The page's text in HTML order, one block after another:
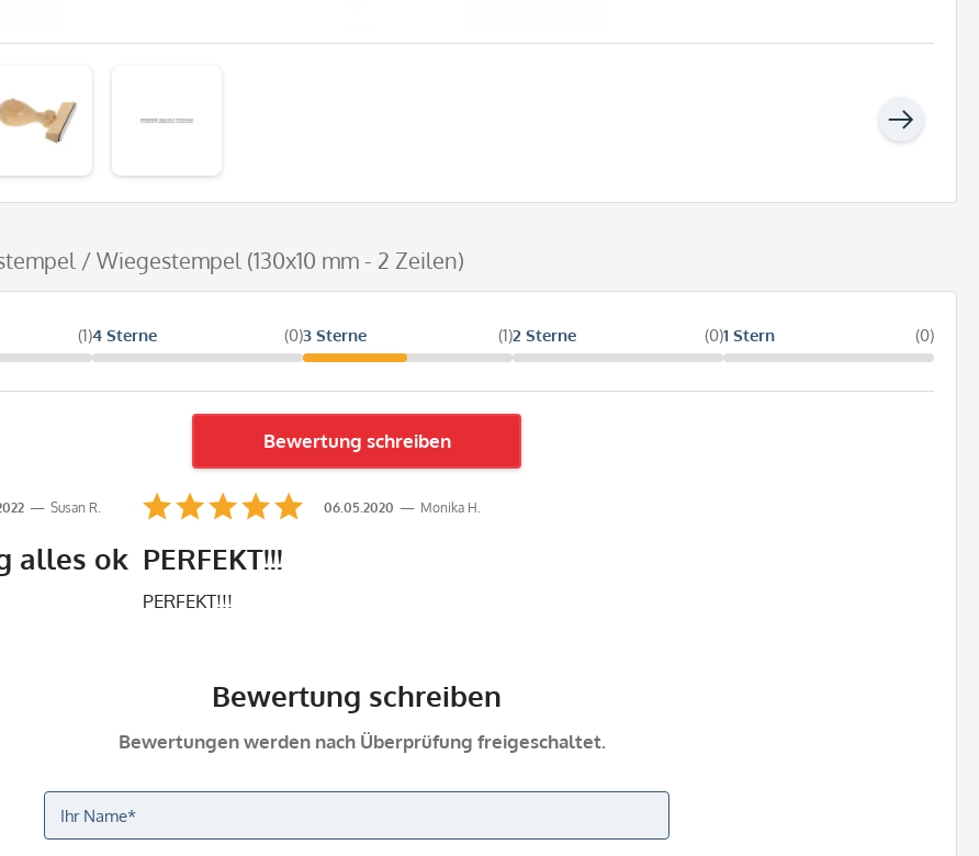
/ Wiegestempel (130x10 mm - 2 Zeilen)
(1)4 Sterne (0)3 Sterne (1)2 Sterne (0)1 Stern (0)
Bewertung schreiben
Susan R.
alles ok
Monika H.
06.05.2020
PERFEKT!!!
PERFEKT!!!
Bewertung schreiben
Bewertungen werden nach Überprüfung freigeschaltet.